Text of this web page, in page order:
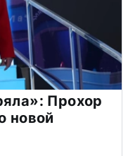
Прохор
новой